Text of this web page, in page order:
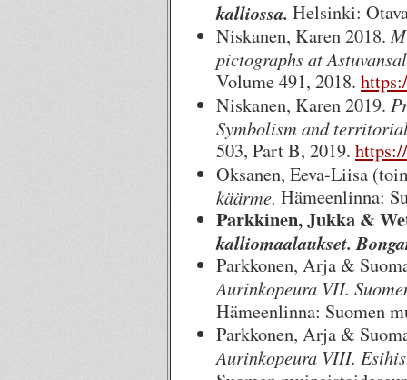
kalliossa. Helsinki:
Niskanen, Karen 2018.
pictographs at
Volume 491, 2018.
Niskanen, Karen 2019.
Symbolism and
503, Part B, 2019.
Oksanen, Eeva-Liisa
käärme. Hämeenlinna:
Parkkinen, Jukka &
kalliomaalaukset.
Parkkonen, Arja &
Aurinkopeura VII.
Hämeenlinna: Suomen
Parkkonen, Arja &
Aurinkopeura VIII.